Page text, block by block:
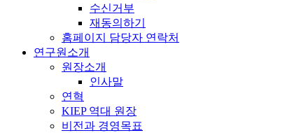
수신거부
재동의하기
홈페이지 담당자 연락처
연구원소개
원장소개
인사말
연혁
KIEP 역대 원장
비전과 경영목표